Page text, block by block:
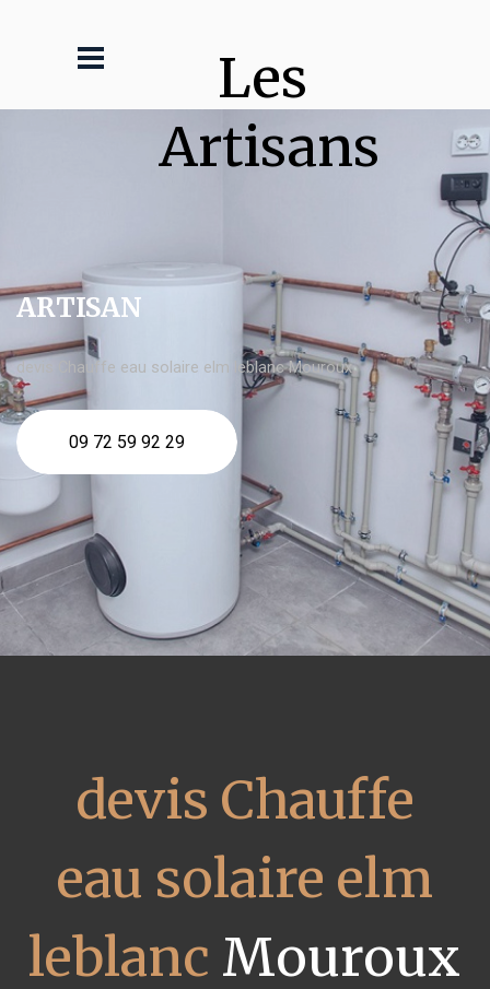
Les
Artisans
ARTISAN
devis Chauffe eau solaire elm leblanc Mouroux
09 72 59 92 29
devis Chauffe
eau solaire elm
leblanc Mouroux